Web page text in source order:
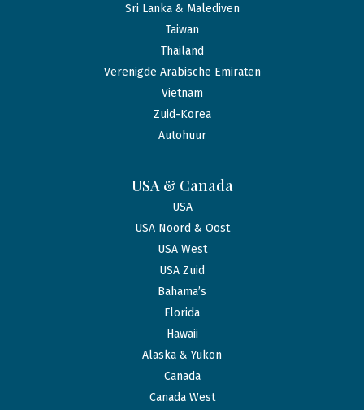
Sri Lanka & Malediven
Taiwan
Thailand
Verenigde Arabische Emiraten
Vietnam
Zuid-Korea
Autohuur
USA & Canada
USA
USA Noord & Oost
USA West
USA Zuid
Bahama’s
Florida
Hawaii
Alaska & Yukon
Canada
Canada West